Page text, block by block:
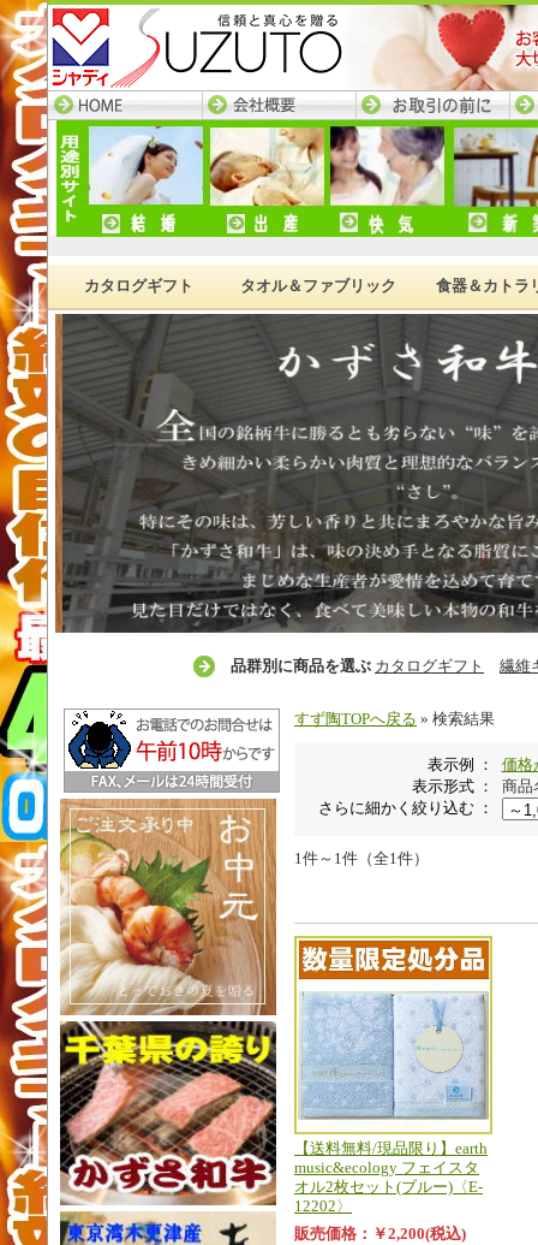
HOME─すず陶トップ
ページ
会社概要 お取引の前に ネ
カタログギフト タオル＆ファブリック 食器＆カトラ
品群別に商品を選ぶ カタログギフト 繊維
すず陶TOPへ戻る » 検索結果
表示例 ：
価格
表示形式 ：
商品
さらに細かく絞り込む ：
1件～1件（全1件）
【送料無料/現品限り】earth
music&ecology フェイスタ
オル2枚セット(ブルー)〈E-
12202〉
販売価格：￥2,200(税込)